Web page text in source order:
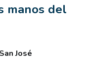
manos del
José